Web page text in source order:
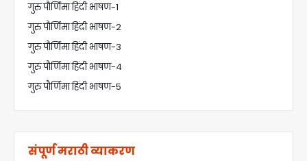
गुरु पौर्णिमा हिंदी भाषण-1
गुरु पौर्णिमा हिंदी भाषण-2
गुरु पौर्णिमा हिंदी भाषण-3
गुरु पौर्णिमा हिंदी भाषण-4
गुरु पौर्णिमा हिंदी भाषण-5
संपूर्ण मराठी व्याकरण